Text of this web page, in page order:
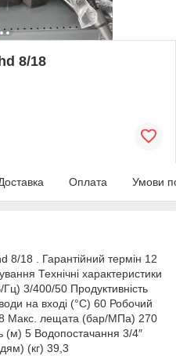
8/18
Оплата Умови
8/18 . Гарантійний термін 12
Технічні характеристики
3/400/50 Продуктивність
на вході (°C) 60 Робочий
Макс. лещата (бар/МПа) 270
(м) 5 Водопостачання 3/4″
(кг) 39,3